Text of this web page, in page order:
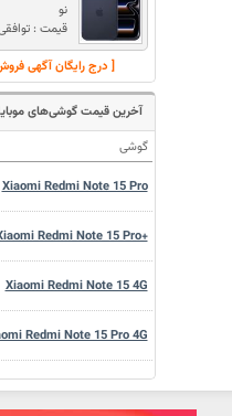
نو
قیمت :
[ درج رایگان آگهی
آخرین قیمت گوشی‌های
گوشی
Xiaomi Redmi Note 15 Pro
Redmi Note 15 Pro+
Xiaomi Redmi Note 15 4G
Redmi Note 15 Pro 4G
Xiaomi Redmi Pad 2 Pro